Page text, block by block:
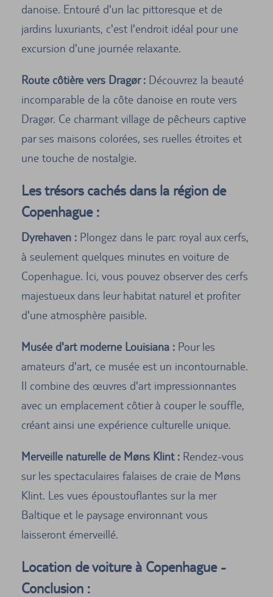
danoise. Entouré d'un lac pittoresque et de
jardins luxuriants, c'est l'endroit idéal pour une
excursion d'une journée relaxante.
Route côtière vers Dragør : Découvrez la beauté
incomparable de la côte danoise en route vers
Dragør. Ce charmant village de pêcheurs captive
par ses maisons colorées, ses ruelles étroites et
une touche de nostalgie.
Les trésors cachés dans la région de
Copenhague :
Dyrehaven : Plongez dans le parc royal aux cerfs,
à seulement quelques minutes en voiture de
Copenhague. Ici, vous pouvez observer des cerfs
majestueux dans leur habitat naturel et profiter
d'une atmosphère paisible.
Musée d'art moderne Louisiana : Pour les
amateurs d'art, ce musée est un incontournable.
Il combine des œuvres d'art impressionnantes
avec un emplacement côtier à couper le souffle,
créant ainsi une expérience culturelle unique.
Merveille naturelle de Møns Klint : Rendez-vous
sur les spectaculaires falaises de craie de Møns
Klint. Les vues époustouflantes sur la mer
Baltique et le paysage environnant vous
laisseront émerveillé.
Location de voiture à Copenhague -
Conclusion :